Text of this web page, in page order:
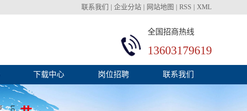
联系我们 企业分站 网站地图 RSS XML
全国招商热线
13603179619
下载中心 岗位招聘 联系我们